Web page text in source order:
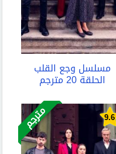
مسلسل وجع القلب
الحلقة 20 مترجم
9.6 مترجم